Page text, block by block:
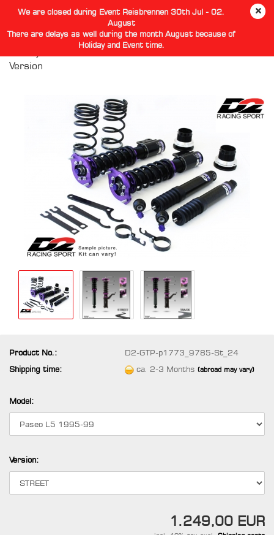
We are closed during Event Reisbrennen 30th Jul - 02.
August
There are delays as well during the month August because of
Holiday and Event time.
D2 Toyota Passeo L4 L5 Coilovers STREET / TRACK
Version
Product No.:
D2-GTP-p1773_9785-St_24
Shipping time:
ca. 2-3 Months(abroad may vary)
Model:
Version:
1.249,00 EUR